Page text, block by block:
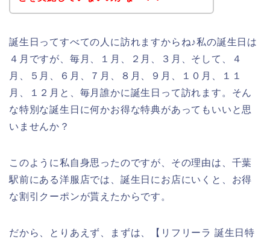
誕生日ってすべての人に訪れますからね♪私の誕生日は
４月ですが、毎月、１月、２月、３月、そして、４
月、５月、６月、７月、８月、９月、１０月、１１
月、１２月と、毎月誰かに誕生日って訪れます。そん
な特別な誕生日に何かお得な特典があってもいいと思
いませんか？
このように私自身思ったのですが、その理由は、千葉
駅前にある洋服店では、誕生日にお店にいくと、お得
な割引クーポンが貰えたからです。
だから、とりあえず、まずは、【リフリーラ 誕生日特